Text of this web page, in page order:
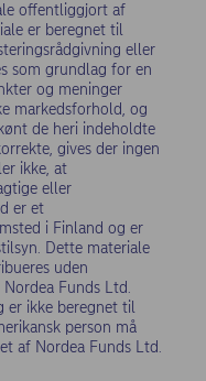
offentliggjort af
er beregnet til
eller
som grundlag for en
og meninger
markedsforhold, og
de heri indeholdte
gives der ingen
ikke, at
eller
er et
i Finland og er
Dette materiale
uden
Funds Ltd.
er ikke beregnet til
person må
af Nordea Funds Ltd.